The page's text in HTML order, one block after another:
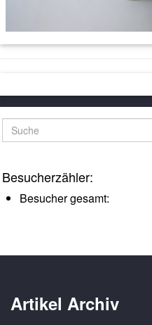
Suche
Besucherzähler:
Besucher gesamt:
Artikel Archiv